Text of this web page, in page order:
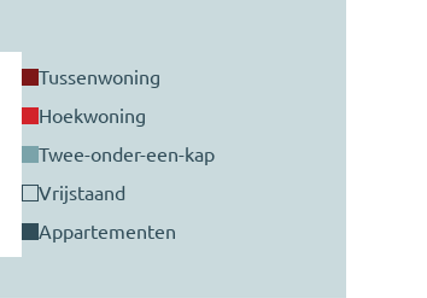
tussenwoning
hoekwoning
twee-onder-een-kap
vrijstaand
appartementen